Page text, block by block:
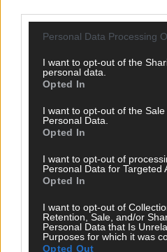
Personal Data Processing
I want to opt-out of the
personal data.
Opted In
I want to opt-out of the
Personal Data.
Opted In
I want to opt-out of
Personal Data for Targeted
Opted In
I want to opt-out of
Retention, Sale, and/or
Personal Data that Is
Purposes for which it was
Opted Out
DARA gewinnt verdient,
unser Kommentar zum
Mai 2026
KOMMENTAR
ESC-Finale morgen: Finnland
aufgestiegen – alle 25 Acts im
KOMMENTAR